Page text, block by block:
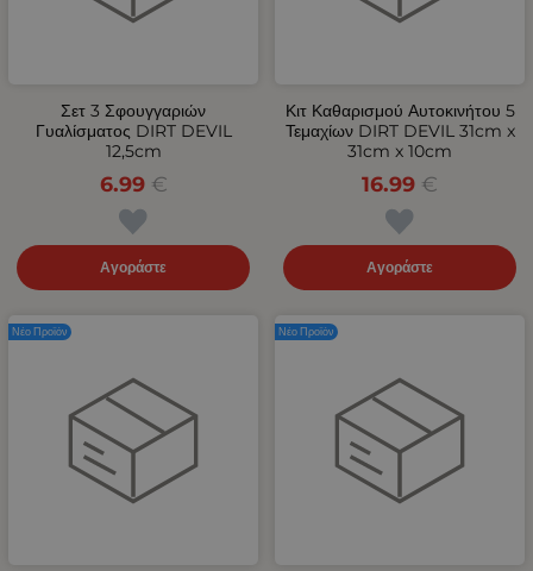
Σετ 3 Σφουγγαριών
Γυαλίσματος DIRT DEVIL
12,5cm
6.99 €
Αγοράστε
Κιτ Καθαρισμού Αυτοκινήτου 5
Τεμαχίων DIRT DEVIL 31cm x
31cm x 10cm
16.99 €
Αγοράστε
Νέο Προϊόν Νέο Προϊόν